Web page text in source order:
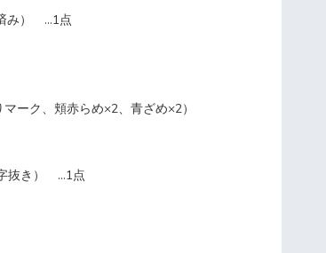
み） …1点
ーク、頬赤らめ×2、青ざめ×2）
抜き） …1点